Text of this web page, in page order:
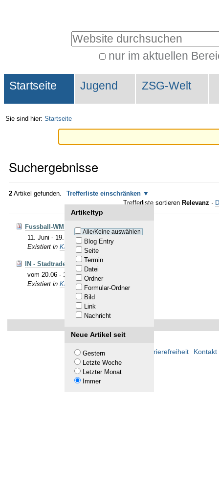
Direkt
zur
Navigation
Website durchsuchen
nur im aktuellen
Suche…
Sektionen
Startseite Jugend ZSG-Welt
Sie sind hier: Startseite
Suchergebnisse
2 Artikel gefunden. Trefferliste einschränken
Artikeltyp
Alle/Keine auswählen
Blog Entry
Seite
Termin
Datei
Ordner
Formular-Ordner
Bild
Link
Nachricht
Neue Artikel seit
Gestern
Letzte Woche
Letzter Monat
Immer
Trefferliste sortieren Relevanz ·
Fussball-WM 2026
11. Juni - 19. Juli 2026
Existiert in Kalender
IN - Stadtradeln
vom 20.06 - 10.07.2026
Existiert in Kalender
Barrierefreiheit Kontakt